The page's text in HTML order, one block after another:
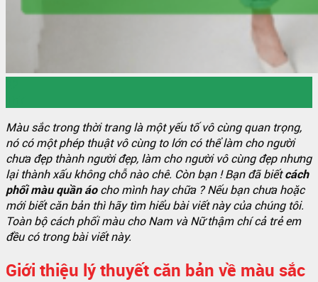
Màu sắc trong thời trang là một yếu tố vô cùng quan trọng,
nó có một phép thuật vô cùng to lớn có thể làm cho người
chưa đẹp thành người đẹp, làm cho người vô cùng đẹp nhưng
lại thành xấu không chỗ nào chê. Còn bạn ! Bạn đã biếtcách
phối màu quần áocho mình hay chữa ? Nếu bạn chưa hoặc
mới biết căn bản thì hãy tìm hiểu bài viết này của chúng tôi.
Toàn bộ cách phối màu cho Nam và Nữ thậm chí cả trẻ em
đều có trong bài viết này.
Giới thiệu lý thuyết căn bản về màu sắc